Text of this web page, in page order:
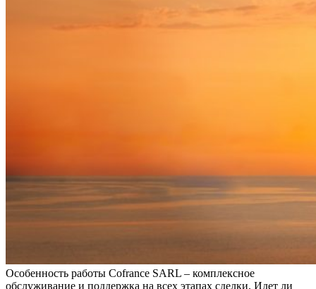
Особенность работы Cofrance SARL – комплексное
обслуживание и поддержка на всех этапах сделки. Идет ли